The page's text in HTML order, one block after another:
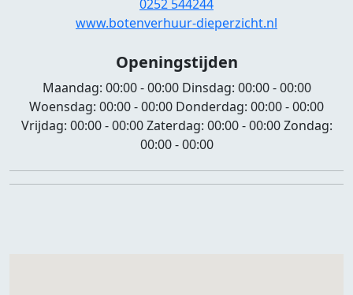
0252 544244
www.botenverhuur-dieperzicht.nl
Openingstijden
Maandag: 00:00 - 00:00Dinsdag: 00:00 - 00:00
Woensdag: 00:00 - 00:00 Donderdag: 00:00 - 00:00
Vrijdag: 00:00 - 00:00Zaterdag: 00:00 - 00:00Zondag:
00:00 - 00:00